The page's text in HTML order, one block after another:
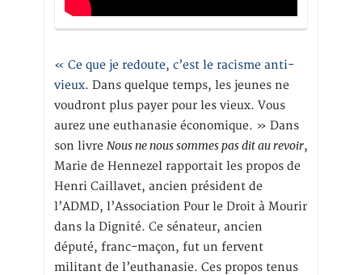
« Ce que je redoute, c’est le racisme anti-
vieux. Dans quelque temps, les jeunes ne
voudront plus payer pour les vieux. Vous
aurez une euthanasie économique. » Dans
son livre Nous ne nous sommes pas dit au revoir,
Marie de Hennezel rapportait les propos de
Henri Caillavet, ancien président de
l’ADMD, l’Association Pour le Droit à Mourir
dans la Dignité. Ce sénateur, ancien
député, franc-maçon, fut un fervent
militant de l’euthanasie. Ces propos tenus